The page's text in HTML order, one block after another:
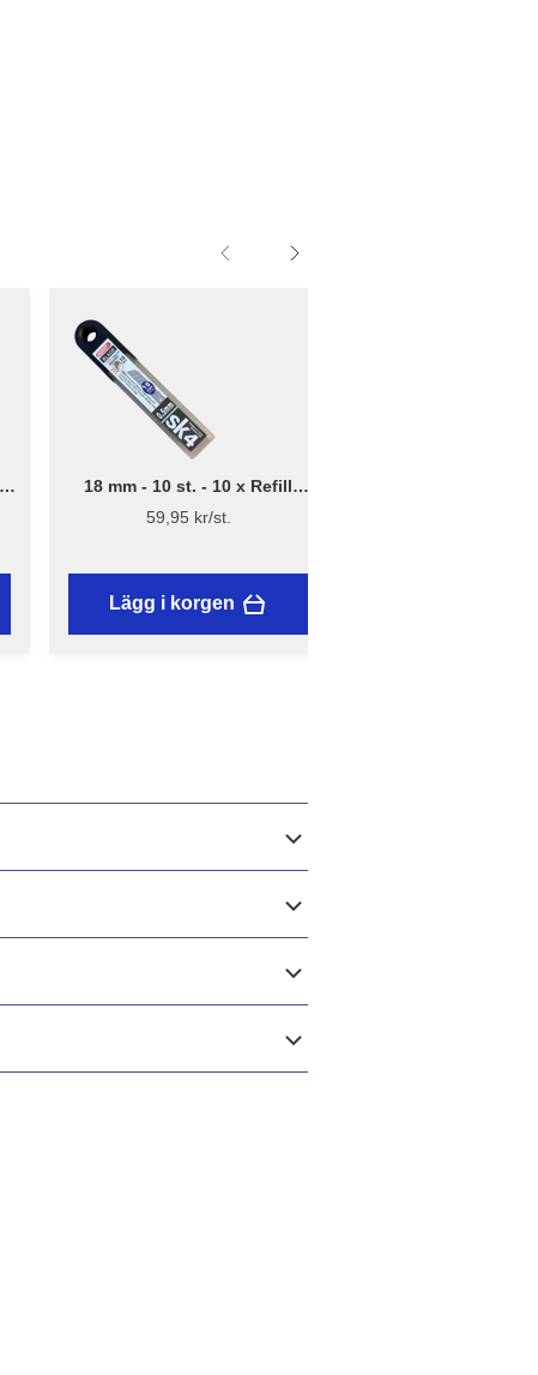
18 mm - 10 st. - 10 x Refill
brytblad – Assist
59,95 kr/st.
Lägg i korgen